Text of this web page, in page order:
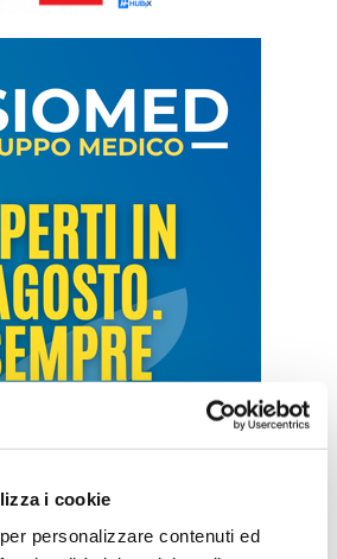
i cookie
personalizzare contenuti ed